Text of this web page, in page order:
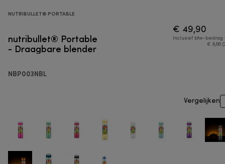
NUTRIBULLET® PORTABLE
nutribullet® Portable
- Draagbare blender
NBP003NBL
€ 49,90
Inclusief btw-bedrag
€ 8,66
Vergelijken